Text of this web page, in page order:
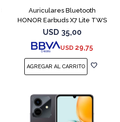
Auriculares Bluetooth
HONOR Earbuds X7 Lite TWS
White
USD 35,00
USD 29,75